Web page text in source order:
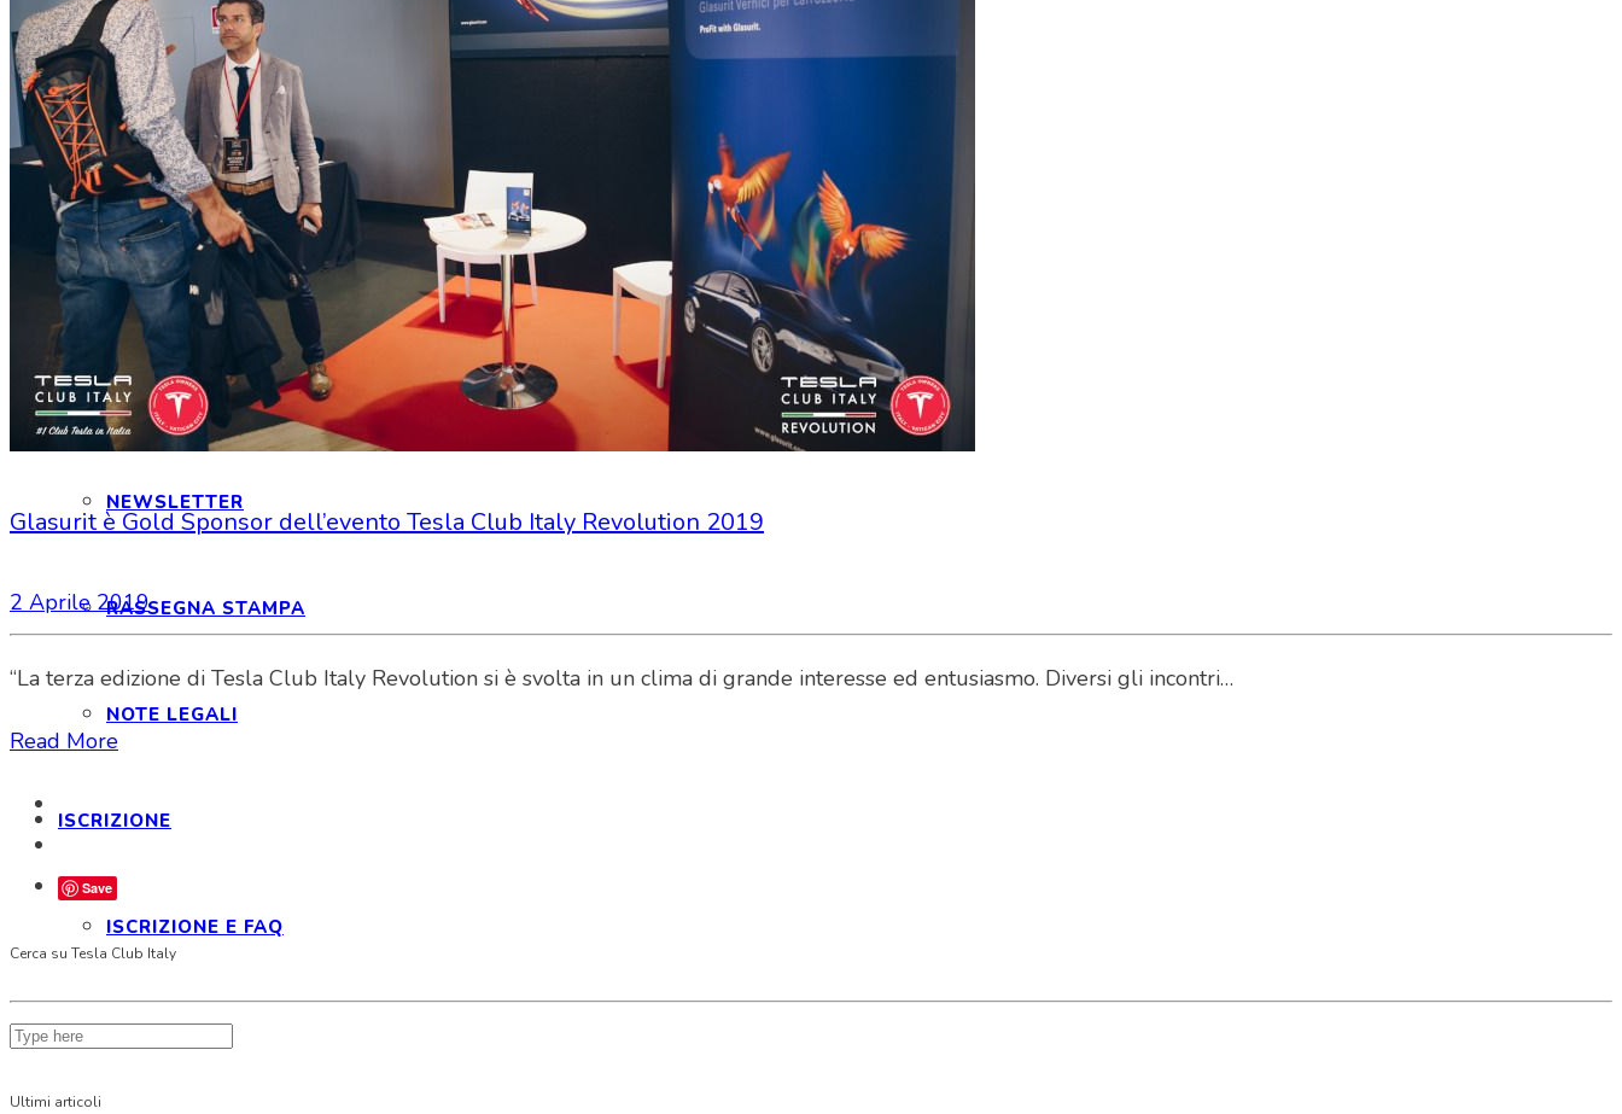
CONTATTI
INTERAGIAMO!
DICONO DI NOI
DICONO DI TESLA
NEWSLETTER
RASSEGNA STAMPA
NOTE LEGALI
ISCRIZIONE
ISCRIZIONE E FAQ
Glasurit è Gold Sponsor dell’evento Tesla Club Italy Revolution 2019
2 Aprile 2019
“La terza edizione di Tesla Club Italy Revolution si è svolta in un clima di grande interesse ed entusiasmo. Diversi gli incontri…
Read More
Save
Cerca su Tesla Club Italy
Ultimi articoli